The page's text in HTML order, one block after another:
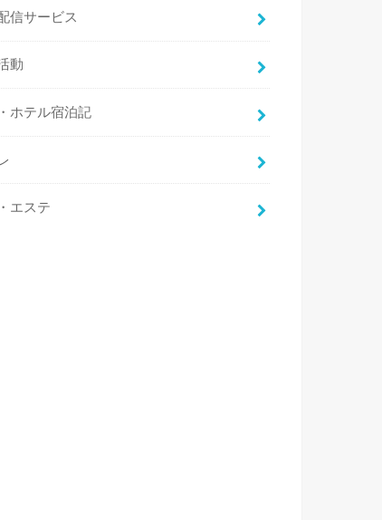
信サービス
動
ホテル宿泊記
エステ